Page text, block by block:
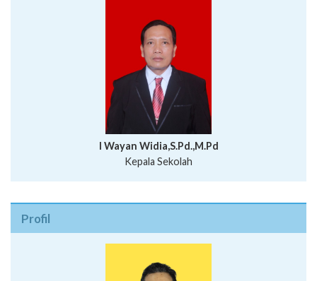
I Wayan Widia,S.Pd.,M.Pd
Kepala Sekolah
Profil